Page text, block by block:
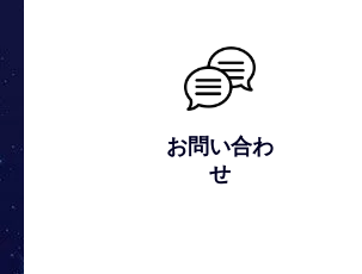
お問い合わ
せ